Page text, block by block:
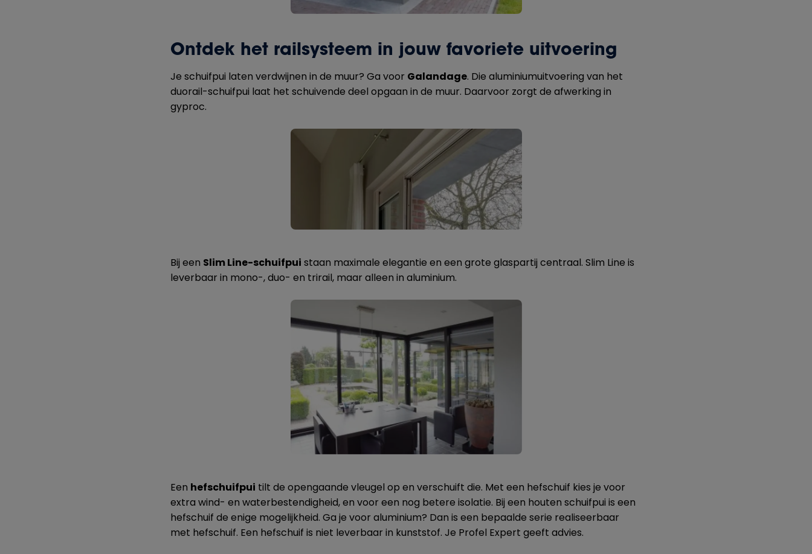
Ontdek het railsysteem in jouw favoriete uitvoering
Je schuifpui laten verdwijnen in de muur? Ga voor Galandage. Die aluminiumuitvoering van het
duorail-schuifpui laat het schuivende deel opgaan in de muur. Daarvoor zorgt de afwerking in
gyproc.
Bij een Slim Line-schuifpui staan maximale elegantie en een grote glaspartij centraal. Slim Line is
leverbaar in mono-, duo- en trirail, maar alleen in aluminium.
Een hefschuifpui tilt de opengaande vleugel op en verschuift die. Met een hefschuif kies je voor
extra wind- en waterbestendigheid, en voor een nog betere isolatie. Bij een houten schuifpui is een
hefschuif de enige mogelijkheid. Ga je voor aluminium? Dan is een bepaalde serie realiseerbaar
met hefschuif. Een hefschuif is niet leverbaar in kunststof. Je Profel Expert geeft advies.